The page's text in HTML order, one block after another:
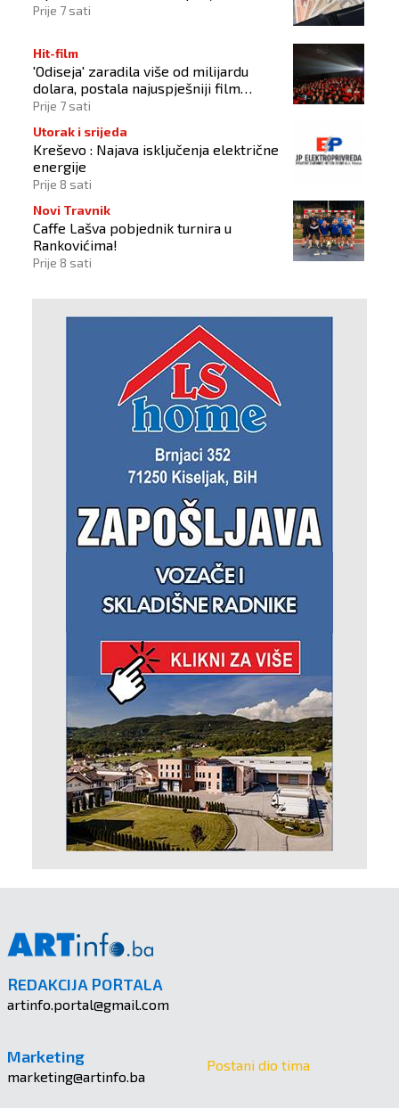
Prije 7 sati
Hit-film
'Odiseja' zaradila više od milijardu
dolara, postala najuspješniji film
Christophera Nolana
Prije 7 sati
Utorak i srijeda
Kreševo : Najava isključenja električne
energije
Prije 8 sati
Novi Travnik
Caffe Lašva pobjednik turnira u
Rankovićima!
Prije 8 sati
REDAKCIJA PORTALA
artinfo.portal@gmail.com
Marketing
marketing@artinfo.ba
Postani dio tima